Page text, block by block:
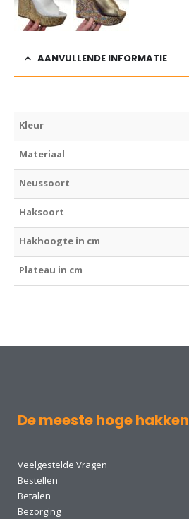
AANVULLENDE INFORMATIE
Kleur
Materiaal
Neussoort
Haksoort
Hakhoogte in cm
Plateau in cm
De meeste hoge hakken
Veelgestelde Vragen
Bestellen
Betalen
Bezorging